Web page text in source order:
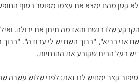
קטן מהם ימצא את עצמו מפוטר בסוף
שלו בגשם והאדמה תיתן את יבולה.
בריא", "ברוך השם יש לי עבודה". "ברוך
יש בעל הבית שקובע את ההנחיות.
קצר ימחיש לנו זאת: לפני שלוש עשרה